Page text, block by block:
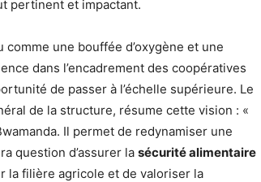
pertinent et impactant.
une bouffée d’oxygène et une
dans l’encadrement des coopératives
de passer à l’échelle supérieure. Le
de la structure, résume cette vision : «
Il permet de redynamiser une
question d’assurer la sécurité alimentaire
la filière agricole et de valoriser la